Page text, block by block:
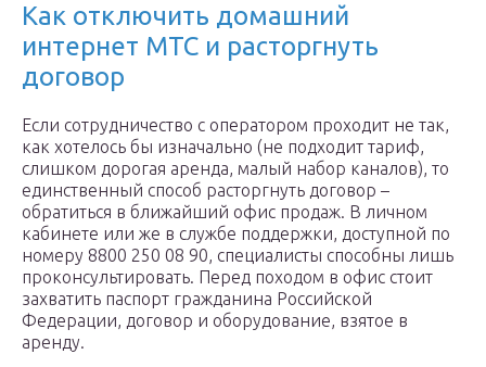
Как отключить домашний
интернет МТС и расторгнуть
договор
Если сотрудничество с оператором проходит не так,
как хотелось бы изначально (не подходит тариф,
слишком дорогая аренда, малый набор каналов), то
единственный способ расторгнуть договор –
обратиться в ближайший офис продаж. В личном
кабинете или же в службе поддержки, доступной по
номеру 8800 250 08 90, специалисты способны лишь
проконсультировать. Перед походом в офис стоит
захватить паспорт гражданина Российской
Федерации, договор и оборудование, взятое в
аренду.